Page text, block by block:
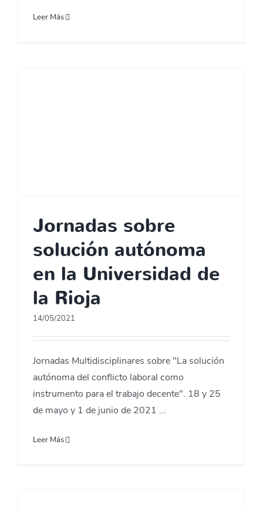
Leer Más
Jornadas sobre
solución autónoma
en la Universidad de
la Rioja
14/05/2021
Jornadas Multidisciplinares sobre "La solución
autónoma del conflicto laboral como
instrumento para el trabajo decente". 18 y 25
de mayo y 1 de junio de 2021 ...
Leer Más